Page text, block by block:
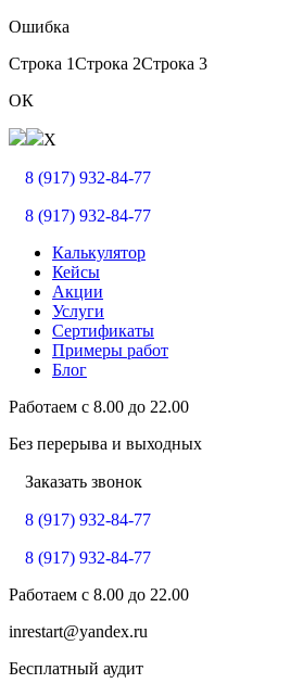
Ошибка
Строка 1Строка 2Строка 3
ОК
X
8 (917) 932-84-77
8 (917) 932-84-77
Калькулятор
Кейсы
Акции
Услуги
Сертификаты
Примеры работ
Блог
Работаем с 8.00 до 22.00
Без перерыва и выходных
Заказать звонок
8 (917) 932-84-77
8 (917) 932-84-77
Работаем с 8.00 до 22.00
inrestart@yandex.ru
Бесплатный аудит